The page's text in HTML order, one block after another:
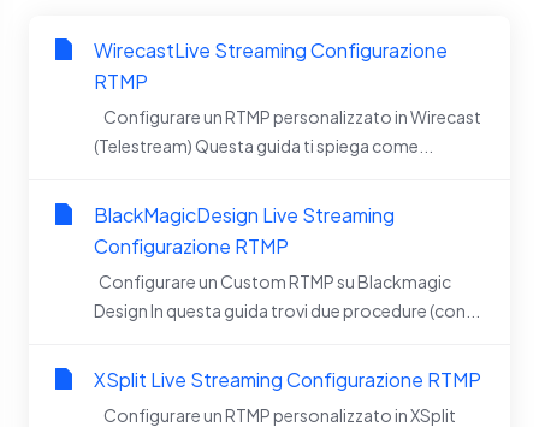
WirecastLive Streaming Configurazione
RTMP
Configurare un RTMP personalizzato in Wirecast
(Telestream) Questa guida ti spiega come...
BlackMagicDesign Live Streaming
Configurazione RTMP
Configurare un Custom RTMP su Blackmagic
Design In questa guida trovi due procedure (con...
XSplit Live Streaming Configurazione RTMP
Configurare un RTMP personalizzato in XSplit